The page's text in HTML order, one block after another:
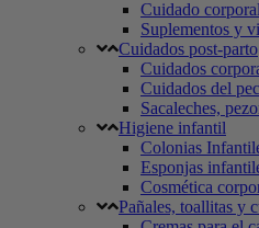
Cuidado
Suplementos y
Cuidados post-parto
Cuidados
Cuidados del
Sacaleches,
Higiene infantil
Colonias
Esponjas
Cosmética
Pañales, toallitas y